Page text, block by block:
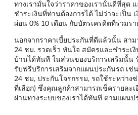
ทางเรามั่นใจว่าราคาของเรานั้นดีที่สุด
ชำระเงินที่ท่านต้องการได้ ไม่ว่าจะเป็น
ผ่อน 0% 10 เดือน กับบัตรเครดิตที่ร่วมร
นอกจากราคาเบี้ยประกันที่ดีแล้วนั้น สา
24 ชม. รวดเร็ว ทันใจ สมัครและชำระเ
บ้านได้ทันที ในส่วนของบริการเสริมนั้น
รับฟรีบริการเสริมจากแผนประกันรถ เช่
24 ชม, ประกันโจรกรรม, รถใช้ระหว่า
ที่เลือก) ซึ่งคุณลูกค้าสามารถเช็ครายละเ
ผ่านทางระบบของเราได้ทันที ตามแผน